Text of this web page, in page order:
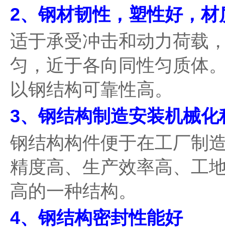
2、钢材韧性，塑性好，
适于承受冲击和动力荷载
匀，近于各向同性匀质体
以钢结构可靠性高。
3、钢结构制造安装机械化
钢结构构件便于在工厂制
精度高、生产效率高、工
高的一种结构。
4、钢结构密封性能好